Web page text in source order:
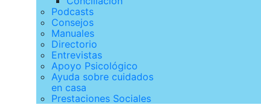
Podcasts
Consejos
Manuales
Directorio
Entrevistas
Apoyo Psicológico
Ayuda sobre cuidados
en casa
Prestaciones Sociales